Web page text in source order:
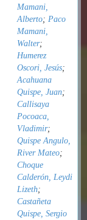
Mamani,
Alberto; Paco
Mamani,
Walter;
Humerez
Oscori, Jesús;
Acahuana
Quispe, Juan;
Callisaya
Pocoaca,
Vladimir;
Quispe Angulo,
River Mateo;
Choque
Calderón, Leydi
Lizeth;
Castañeta
Quispe, Sergio